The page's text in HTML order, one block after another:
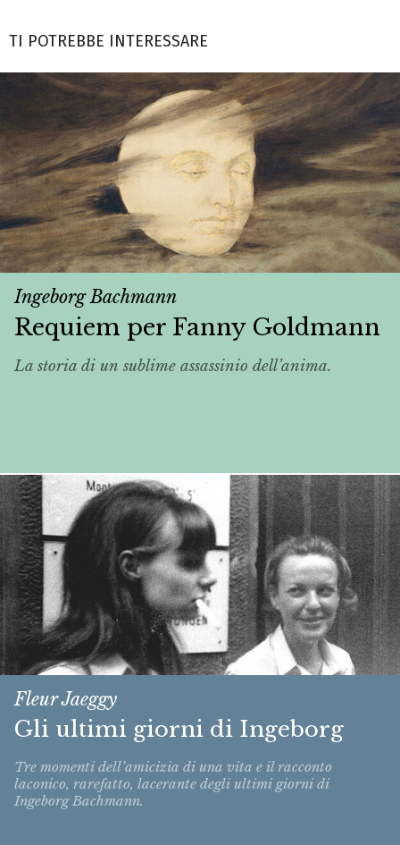
TI POTREBBE INTERESSARE
Ingeborg Bachmann
Requiem per Fanny Goldmann
La storia di un sublime assassinio dell’anima.
Fleur Jaeggy
Gli ultimi giorni di Ingeborg
Tre momenti dell’amicizia di una vita e il racconto
laconico, rarefatto, lacerante degli ultimi giorni di
Ingeborg Bachmann.